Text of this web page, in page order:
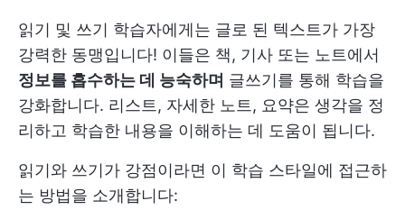
읽기 및 쓰기 학습자에게는 글로 된 텍스트가 가장
강력한 동맹입니다! 이들은 책, 기사 또는 노트에서
정보를 흡수하는 데 능숙하며 글쓰기를 통해 학습을
강화합니다. 리스트, 자세한 노트, 요약은 생각을 정
리하고 학습한 내용을 이해하는 데 도움이 됩니다.
읽기와 쓰기가 강점이라면 이 학습 스타일에 접근하
는 방법을 소개합니다: